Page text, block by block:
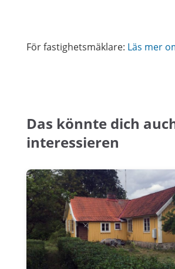
För fastighetsmäklare: Läs mer
Das könnte dich
interessieren